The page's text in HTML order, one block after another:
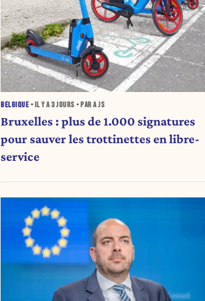
BELGIQUE • IL Y A3 JOURS • PAR A JS
Bruxelles : plus de 1.000 signatures
pour sauver les trottinettes en libre-
service